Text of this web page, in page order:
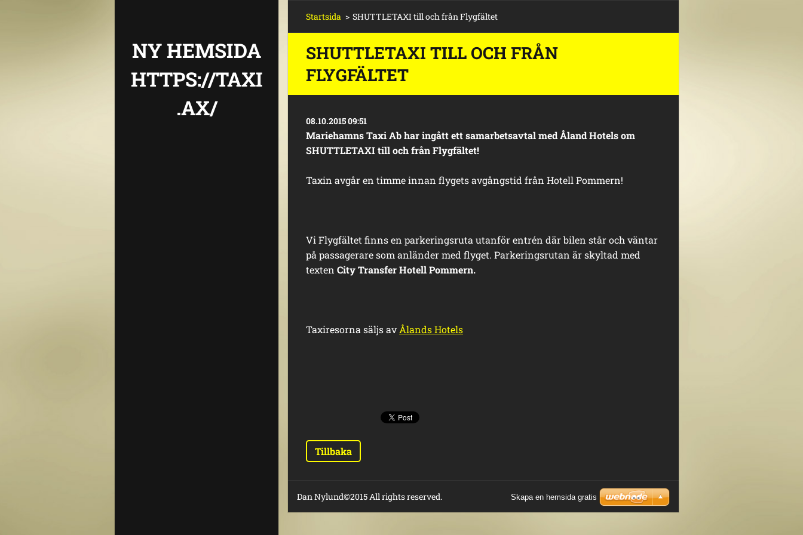
NY HEMSIDA
HTTPS://TAXI
.AX/
Startsida > SHUTTLETAXI till och från Flygfältet
SHUTTLETAXI TILL OCH FRÅN
FLYGFÄLTET
08.10.2015 09:51
Mariehamns Taxi Ab har ingått ett samarbetsavtal med Åland Hotels om
SHUTTLETAXI till och från Flygfältet!
Taxin avgår en timme innan flygets avgångstid från Hotell Pommern!
Vi Flygfältet finns en parkeringsruta utanför entrén där bilen står och väntar
på passagerare som anländer med flyget. Parkeringsrutan är skyltad med
texten City Transfer Hotell Pommern.
Taxiresorna säljs av Ålands Hotels
Tillbaka
Dan Nylund©2015 All rights reserved. Skapa en hemsida gratis